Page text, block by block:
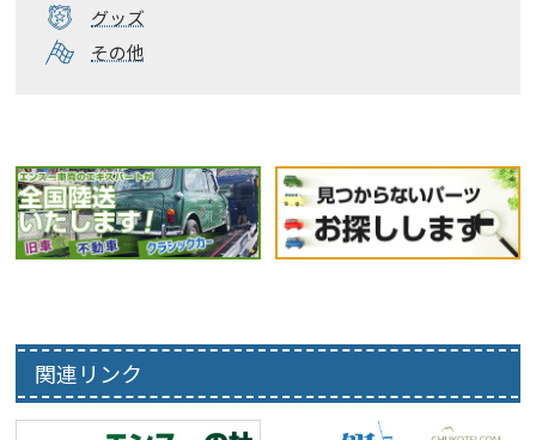
グッズ
その他
関連リンク